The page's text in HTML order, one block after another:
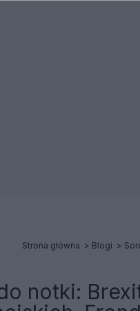
Strona główna Blogi
notki: